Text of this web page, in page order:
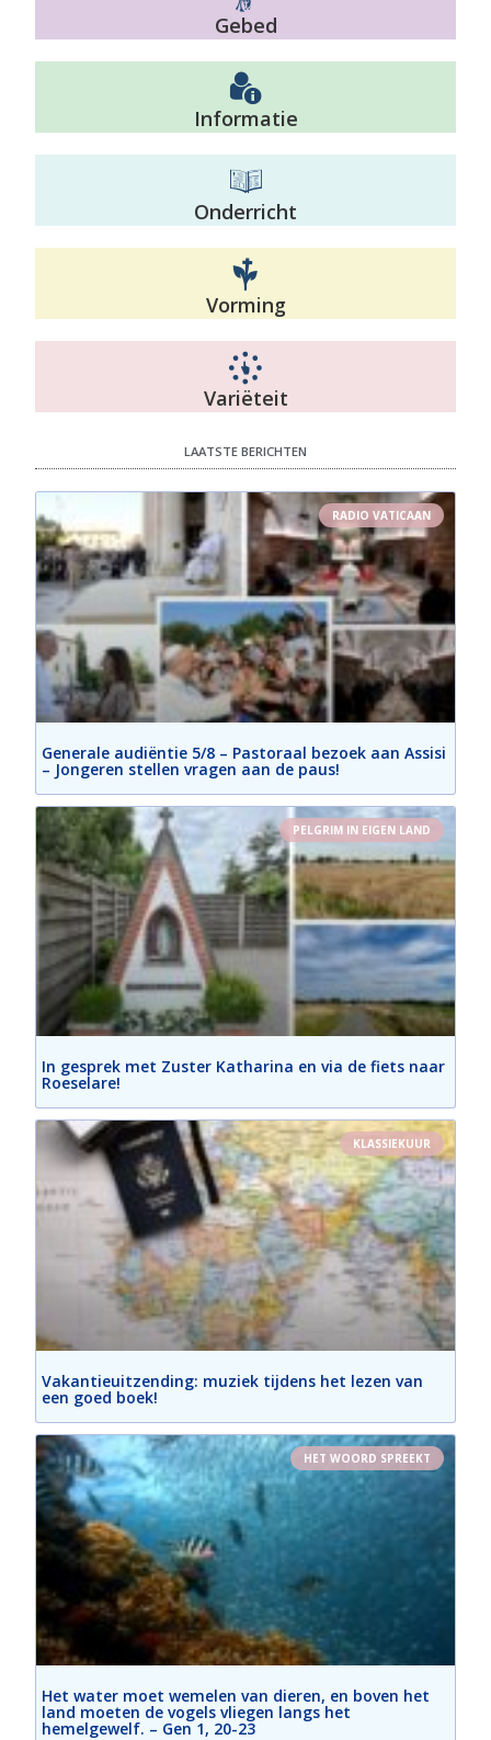
Gebed
Informatie
Onderricht
Vorming
Variëteit
LAATSTE BERICHTEN
RADIO VATICAAN
Generale audiëntie 5/8 – Pastoraal bezoek aan Assisi
– Jongeren stellen vragen aan de paus!
PELGRIM IN EIGEN LAND
In gesprek met Zuster Katharina en via de fiets naar
Roeselare!
KLASSIEKUUR
Vakantieuitzending: muziek tijdens het lezen van
een goed boek!
HET WOORD SPREEKT
Het water moet wemelen van dieren, en boven het
land moeten de vogels vliegen langs het
hemelgewelf. – Gen 1, 20-23